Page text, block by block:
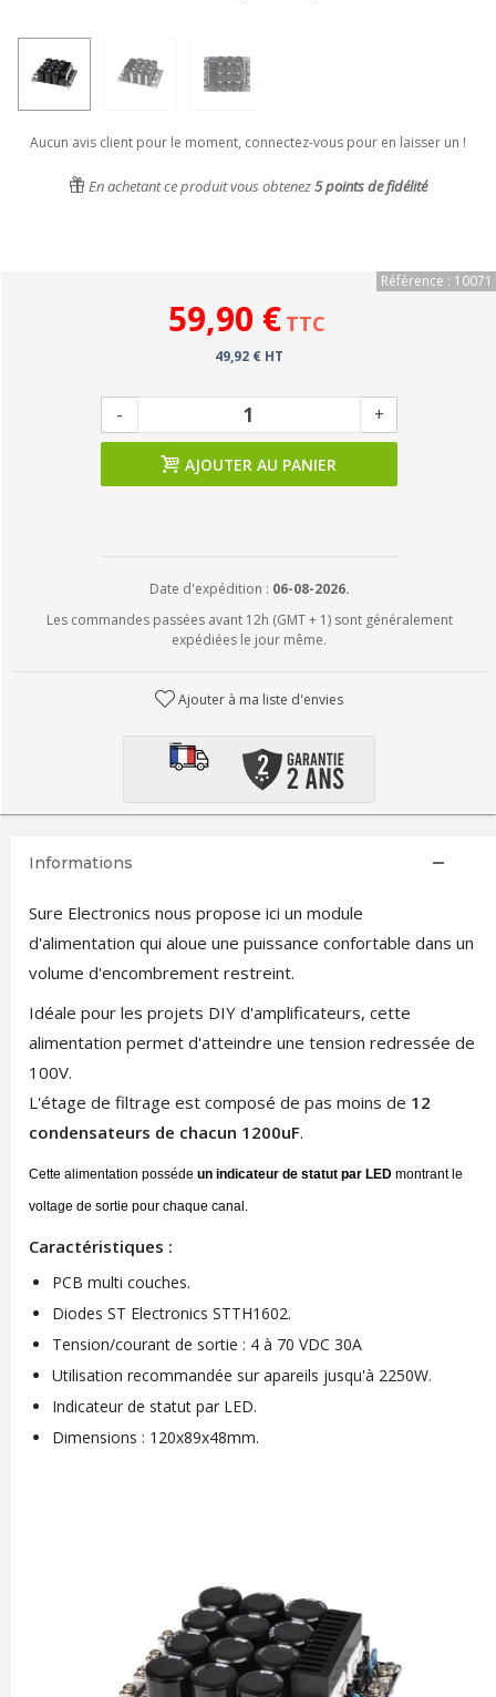
Aucun avis client pour le moment, connectez-vous pour en laisser un !
En achetant ce produit vous obtenez5points de fidélité
Référence : 10071
59,90 € TTC
49,92 € HT
- +
AJOUTER AU PANIER
Date d'expédition : 06-08-2026.
Les commandes passées avant 12h (GMT + 1) sont généralement
expédiées le jour même.
Ajouter à ma liste d'envies
Informations
Sure Electronics nous propose ici un module
d'alimentation qui aloue une puissance confortable dans un
volume d'encombrement restreint.
Idéale pour les projets DIY d'amplificateurs, cette
alimentation permet d'atteindre une tension redressée de
100V.
L'étage de filtrage est composé de pas moins de 12
condensateurs de chacun 1200uF.
Cette alimentation posséde un indicateur de statut par LEDmontrant le
voltage de sortie pour chaque canal.
Caractéristiques :
PCB multi couches.
Diodes ST Electronics STTH1602.
Tension/courant de sortie : 4 à 70 VDC 30A
Utilisation recommandée sur apareils jusqu'à 2250W.
Indicateur de statut par LED.
Dimensions : 120x89x48mm.